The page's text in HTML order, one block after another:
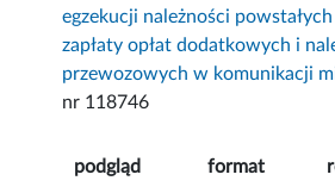
egzekucji należności
zapłaty opłat dodatkowych i
przewozowych w komunikacji
nr 118746
podgląd format